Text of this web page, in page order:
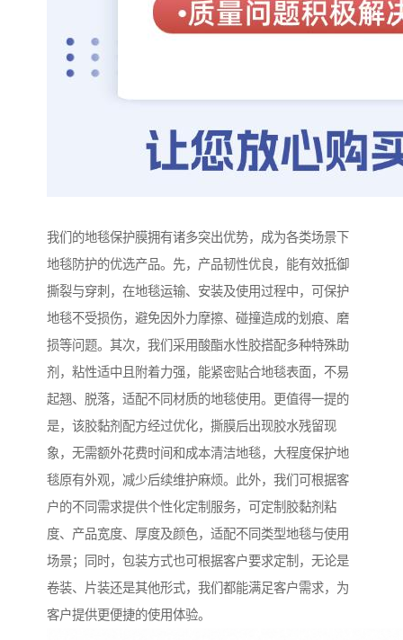
我们的地毯保护膜拥有诸多突出优势，成为各类场景下
地毯防护的优选产品。先，产品韧性优良，能有效抵御
撕裂与穿刺，在地毯运输、安装及使用过程中，可保护
地毯不受损伤，避免因外力摩擦、碰撞造成的划痕、磨
损等问题。其次，我们采用酸酯水性胶搭配多种特殊助
剂，粘性适中且附着力强，能紧密贴合地毯表面，不易
起翘、脱落，适配不同材质的地毯使用。更值得一提的
是，该胶黏剂配方经过优化，撕膜后出现胶水残留现
象，无需额外花费时间和成本清洁地毯，大程度保护地
毯原有外观，减少后续维护麻烦。此外，我们可根据客
户的不同需求提供个性化定制服务，可定制胶黏剂粘
度、产品宽度、厚度及颜色，适配不同类型地毯与使用
场景；同时，包装方式也可根据客户要求定制，无论是
卷装、片装还是其他形式，我们都能满足客户需求，为
客户提供更便捷的使用体验。